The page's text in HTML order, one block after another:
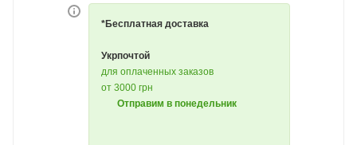
*Бесплатная доставка
Укрпочтой
для оплаченных заказов
от 3000 грн
Отправим в понедельник